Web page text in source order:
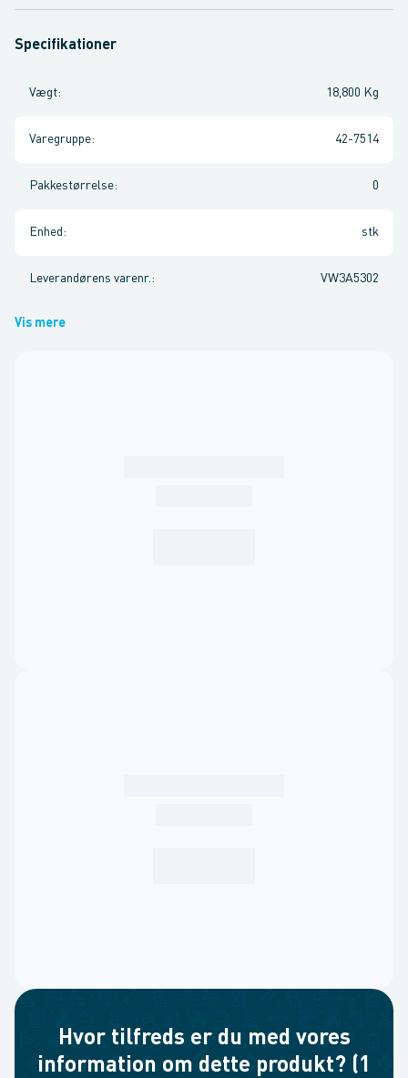
Specifikationer
Vægt: 18,800 Kg
Varegruppe: 42-7514
Pakkestørrelse: 0
Enhed : stk
Leverandørens varenr. : VW3A5302
Vis mere
Hvor tilfreds er du med vores
information om dette produkt? (1